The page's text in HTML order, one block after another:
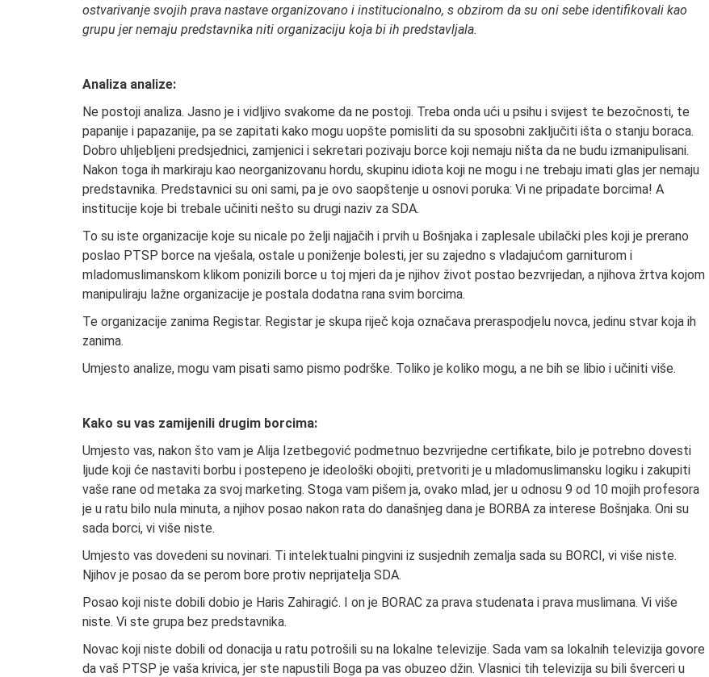
ostvarivanje svojih prava nastave organizovano i institucionalno, s obzirom da su oni sebe identifikovali kao
grupu jer nemaju predstavnika niti organizaciju koja bi ih predstavljala.
Analiza analize:
Ne postoji analiza. Jasno je i vidljivo svakome da ne postoji. Treba onda ući u psihu i svijest te bezočnosti, te
papanije i papazanije, pa se zapitati kako mogu uopšte pomisliti da su sposobni zaključiti išta o stanju boraca.
Dobro uhljebljeni predsjednici, zamjenici i sekretari pozivaju borce koji nemaju ništa da ne budu izmanipulisani.
Nakon toga ih markiraju kao neorganizovanu hordu, skupinu idiota koji ne mogu i ne trebaju imati glas jer nemaju
predstavnika. Predstavnici su oni sami, pa je ovo saopštenje u osnovi poruka: Vi ne pripadate borcima! A
institucije koje bi trebale učiniti nešto su drugi naziv za SDA.
To su iste organizacije koje su nicale po želji najjačih i prvih u Bošnjaka i zaplesale ubilački ples koji je prerano
poslao PTSP borce na vješala, ostale u poniženje bolesti, jer su zajedno s vladajućom garniturom i
mladomuslimanskom klikom ponizili borce u toj mjeri da je njihov život postao bezvrijedan, a njihova žrtva kojom
manipuliraju lažne organizacije je postala dodatna rana svim borcima.
Te organizacije zanima Registar. Registar je skupa riječ koja označava preraspodjelu novca, jedinu stvar koja ih
zanima.
Umjesto analize, mogu vam pisati samo pismo podrške. Toliko je koliko mogu, a ne bih se libio i učiniti više.
Kako su vas zamijenili drugim borcima:
Umjesto vas, nakon što vam je Alija Izetbegović podmetnuo bezvrijedne certifikate, bilo je potrebno dovesti
ljude koji će nastaviti borbu i postepeno je ideološki obojiti, pretvoriti je u mladomuslimansku logiku i zakupiti
vaše rane od metaka za svoj marketing. Stoga vam pišem ja, ovako mlad, jer u odnosu 9 od 10 mojih profesora
je u ratu bilo nula minuta, a njihov posao nakon rata do današnjeg dana je BORBA za interese Bošnjaka. Oni su
sada borci, vi više niste.
Umjesto vas dovedeni su novinari. Ti intelektualni pingvini iz susjednih zemalja sada su BORCI, vi više niste.
Njihov je posao da se perom bore protiv neprijatelja SDA.
Posao koji niste dobili dobio je Haris Zahiragić. I on je BORAC za prava studenata i prava muslimana. Vi više
niste. Vi ste grupa bez predstavnika.
Novac koji niste dobili od donacija u ratu potrošili su na lokalne televizije. Sada vam sa lokalnih televizija govore
da vaš PTSP je vaša krivica, jer ste napustili Boga pa vas obuzeo džin. Vlasnici tih televizija su bili šverceri u